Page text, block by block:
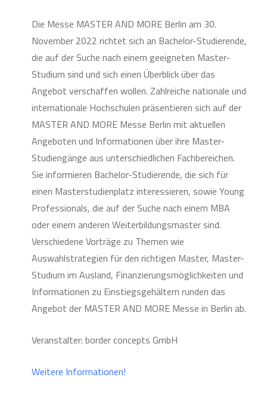
Die Messe MASTER AND MORE Berlin am 30.
November 2022 richtet sich an Bachelor-Studierende,
die auf der Suche nach einem geeigneten Master-
Studium sind und sich einen Überblick über das
Angebot verschaffen wollen. Zahlreiche nationale und
internationale Hochschulen präsentieren sich auf der
MASTER AND MORE Messe Berlin mit aktuellen
Angeboten und Informationen über ihre Master-
Studiengänge aus unterschiedlichen Fachbereichen.
Sie informieren Bachelor-Studierende, die sich für
einen Masterstudienplatz interessieren, sowie Young
Professionals, die auf der Suche nach einem MBA
oder einem anderen Weiterbildungsmaster sind.
Verschiedene Vorträge zu Themen wie
Auswahlstrategien für den richtigen Master, Master-
Studium im Ausland, Finanzierungsmöglichkeiten und
Informationen zu Einstiegsgehältern runden das
Angebot der MASTER AND MORE Messe in Berlin ab.
Veranstalter: border concepts GmbH
Weitere Informationen!